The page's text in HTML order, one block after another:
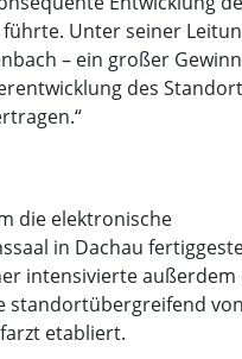
Unter seiner
– ein großer
des
die elektronische
in Dachau
intensivierte außerdem
standortübergreifend von
etabliert.